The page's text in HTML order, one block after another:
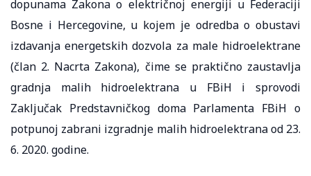
dopunama Zakona o električnoj energiji u Federaciji
Bosne i Hercegovine, u kojem je odredba o obustavi
izdavanja energetskih dozvola za male hidroelektrane
(član 2. Nacrta Zakona), čime se praktično zaustavlja
gradnja malih hidroelektrana u FBiH i sprovodi
Zaključak Predstavničkog doma Parlamenta FBiH o
potpunoj zabrani izgradnje malih hidroelektrana od 23.
6. 2020. godine.